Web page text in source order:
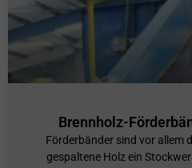
Brennholz-
Förderbänder sind vor allem
gespaltene Holz ein